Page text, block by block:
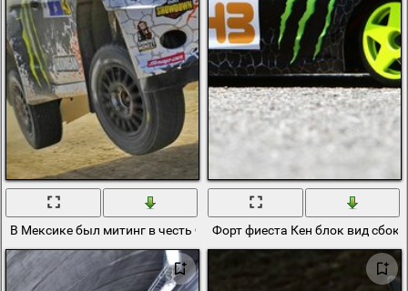
В Мексике был митинг в честь Форда Кен блок и была фиеста РС
Форт фиеста Кен блок вид сбоку